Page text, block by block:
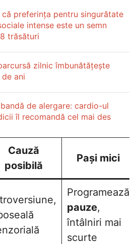
că preferința pentru singurătate
intense este un semn
trăsături
zilnic îmbunătățește
ani
de alergare: cardio-ul
îl recomandă cel mai des
Cauză
posibilă
Pași mici
Programează
pauze,
întâlniri mai
scurte